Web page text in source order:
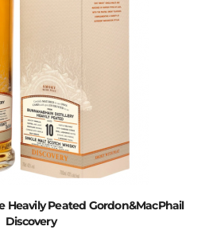
Heavily Peated Gordon&MacPhail
Discovery